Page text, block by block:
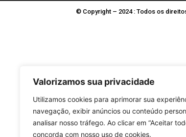
Valorizamos sua privacidade
Utilizamos cookies para aprimorar sua
navegação, exibir anúncios ou conteúdo
analisar nosso tráfego. Ao clicar em “Aceitar
concorda com nosso uso de cookies.
© Copyright – 2024 : Todos os